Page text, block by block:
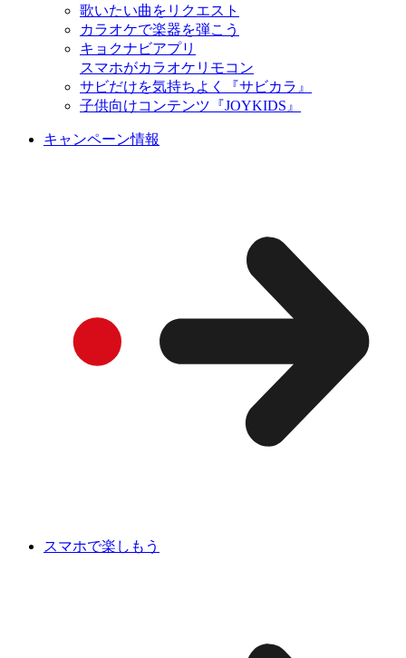
歌いたい曲をリクエスト
カラオケで楽器を弾こう
キョクナビアプリ
スマホがカラオケリモコン
サビだけを気持ちよく『サビカラ』
子供向けコンテンツ『JOYKIDS』
キャンペーン情報
スマホで楽しもう